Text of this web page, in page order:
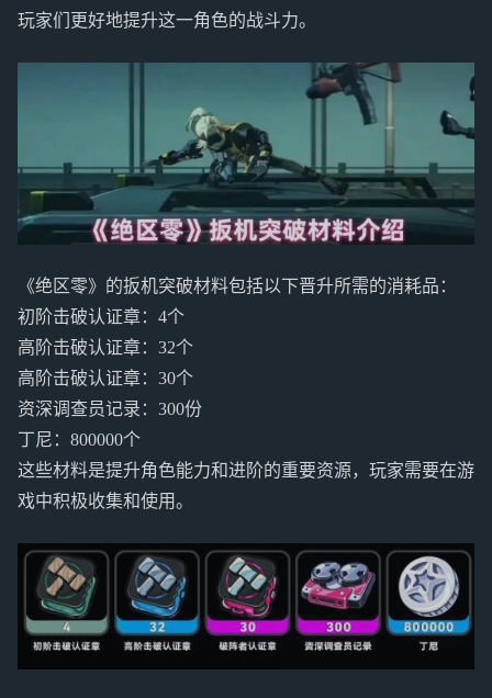
玩家们更好地提升这一角色的战斗力。
《绝区零》的扳机突破材料包括以下晋升所需的消耗品：
初阶击破认证章：4个
高阶击破认证章：32个
高阶击破认证章：30个
资深调查员记录：300份
丁尼：800000个
这些材料是提升角色能力和进阶的重要资源，玩家需要在游
戏中积极收集和使用。